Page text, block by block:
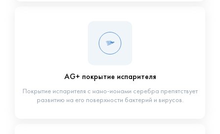
AG+ покрытие испарителя
Покрытие испарителя с нано-ионами серебра препятствует
развитию на его поверхности бактерий и вирусов.